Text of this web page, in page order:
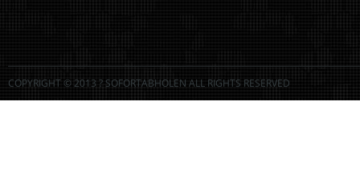
COPYRIGHT © 2013 ? SOFORTABHOLEN ALL RIGHTS RESERVED